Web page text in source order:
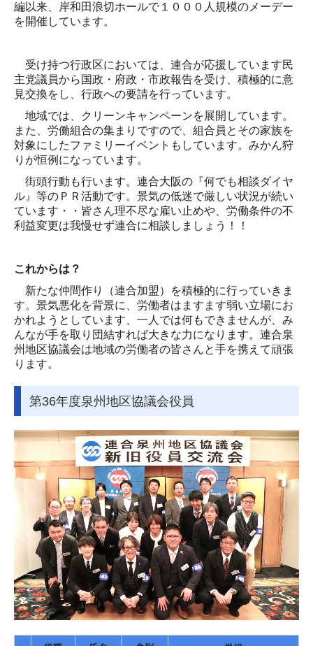
編以来、岸和田浪切ホールで１０００人規模のメーデー
を開催しています。
受け持つ行政区においては、連合が応援しています民
主党議員から国政・府政・市政報告を受け、積極的に意
見交換をし、行政への要請を行っています。
地域では、クリーンキャンペーンを展開しています。
また、労働組合の集まりですので、組合員とその家族を
対象にしたファミリーイベントもしています。みかん狩
りが恒例になっています。
街頭行動も行います。連合大阪の『何でも相談ダイヤ
ル』等のＰＲ活動です。景気の低迷で厳しい状況が続い
ています・・皆さん理不尽な雇い止めや、労働条件の不
利益変更は我慢せず連合に相談しましょう！！
これからは？
新たな仲間作り（連合加盟）を積極的に行っていきま
す。景気悪化を背景に、労働者はますます弱い立場にお
かれようとしています、一人では何もできませんが、み
んなが手を取り団結すれば大きな力になります。連合泉
州地区協議会は地域の労働者の皆さんと手を携えて頑張
ります。
第36年度泉州地区協議会役員